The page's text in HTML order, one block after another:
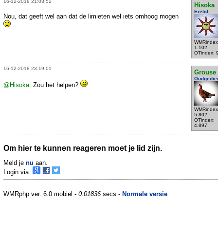
16-12-2018 21:03:52
Hisoka
Erelid
1.102
OTindex:
Nou, dat geeft wel aan dat de limieten wel iets omhoog mogen
16-12-2018 23:19:01
Grouse
5.802
OTindex:
4.897
@Hisoka: Zou het helpen?
Om hier te kunnen reageren moet je lid zijn.
Meld je nu aan.
Login via:
WMRphp ver. 6.0 mobiel - 0.01836 secs - Normale versie